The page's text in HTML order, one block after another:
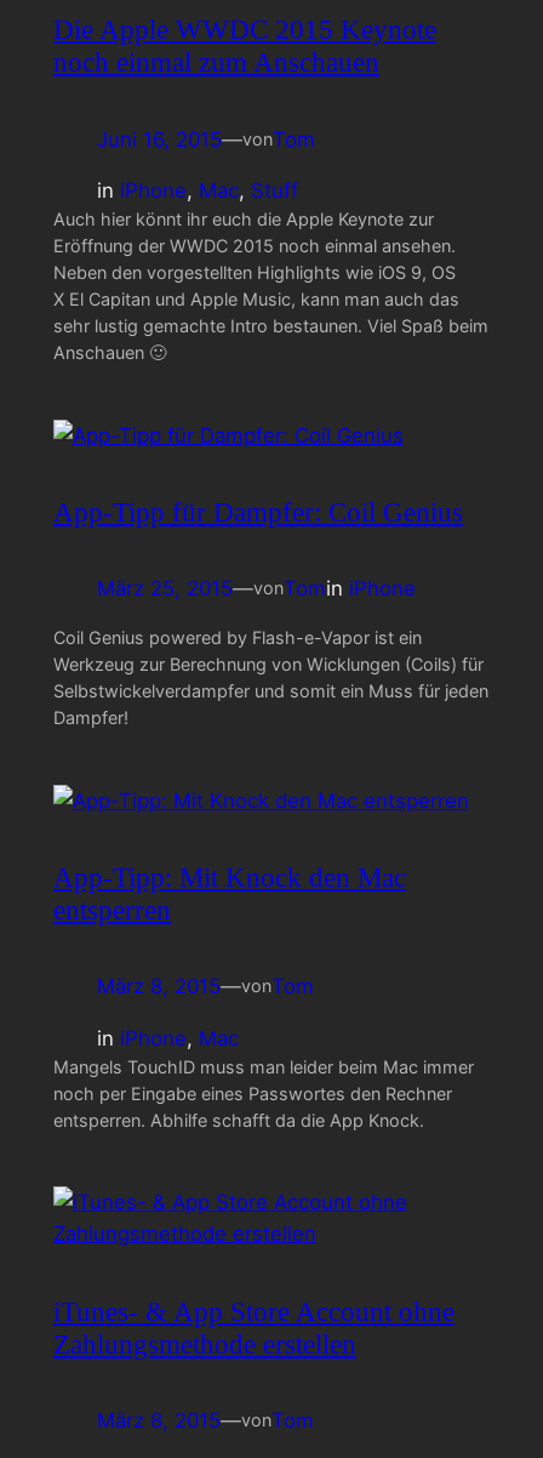
Die Apple WWDC 2015 Keynote
noch einmal zum Anschauen
Juni 16, 2015—vonTom
in iPhone, Mac, Stuff
Auch hier könnt ihr euch die Apple Keynote zur
Eröffnung der WWDC 2015 noch einmal ansehen.
Neben den vorgestellten Highlights wie iOS 9, OS
X El Capitan und Apple Music, kann man auch das
sehr lustig gemachte Intro bestaunen. Viel Spaß beim
Anschauen 🙂
App-Tipp für Dampfer: Coil Genius
März 25, 2015—vonTomin iPhone
Coil Genius powered by Flash-e-Vapor ist ein
Werkzeug zur Berechnung von Wicklungen (Coils) für
Selbstwickelverdampfer und somit ein Muss für jeden
Dampfer!
App-Tipp: Mit Knock den Mac
entsperren
März 8, 2015—vonTom
in iPhone, Mac
Mangels TouchID muss man leider beim Mac immer
noch per Eingabe eines Passwortes den Rechner
entsperren. Abhilfe schafft da die App Knock.
iTunes- & App Store Account ohne
Zahlungsmethode erstellen
März 8, 2015—vonTom